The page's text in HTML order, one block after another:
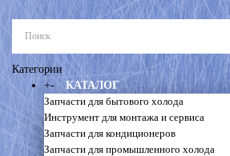
Категории
+-
КАТАЛОГ
Запчасти для бытового холода
Инструмент для монтажа и сервиса
Запчасти для кондиционеров
Запчасти для промышленного холода